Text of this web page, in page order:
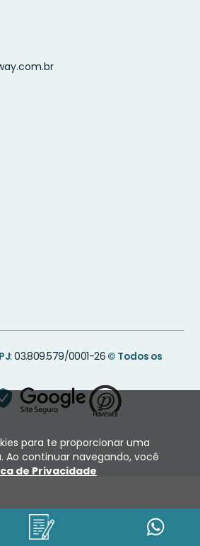
: 03.809.579/0001-26 © Todos os
para te proporcionar uma
Ao continuar navegando, você
de Privacidade